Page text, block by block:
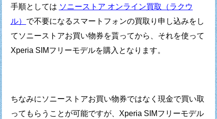
手順としては ソニーストア オンライン買取（ラクウ
ル） で不要になるスマートフォンの買取り申し込みをし
て ソニーストアお買い物券を貰ってから、 それを使って
Xperia SIMフリーモデルを購入となります。
ちなみにソニーストアお買い物券ではなく 現金で買い取
ってもらうことが可能ですが、 Xperia SIMフリーモデル